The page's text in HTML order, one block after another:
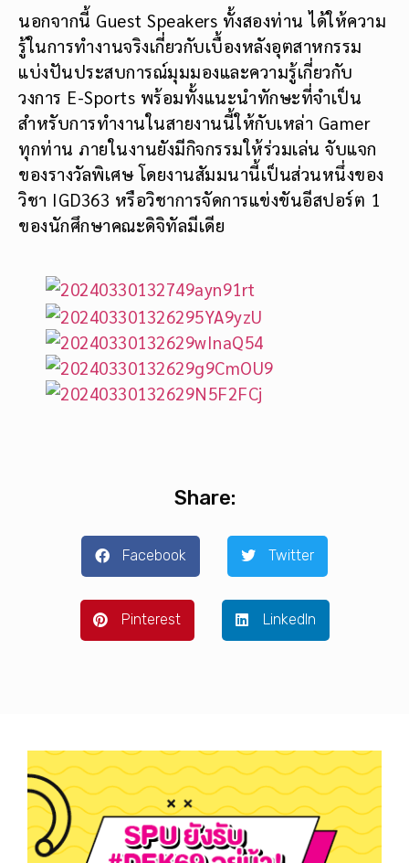
นอกจากนี้ Guest Speakers ทั้งสองท่าน ได้ให้ความ
รู้ในการทำงานจริงเกี่ยวกับเบื้องหลังอุตสาหกรรม
แบ่งปันประสบการณ์มุมมองและความรู้เกี่ยวกับ
วงการ E-Sports พร้อมทั้งแนะนำทักษะที่จำเป็น
สำหรับการทำงานในสายงานนี้ให้กับเหล่า Gamer
ทุกท่าน ภายในงานยังมีกิจกรรมให้ร่วมเล่น จับแจก
ของรางวัลพิเศษ โดยงานสัมมนานี้เป็นส่วนหนึ่งของ
วิชา IGD363 หรือวิชาการจัดการแข่งขันอีสปอร์ต 1
ของนักศึกษาคณะดิจิทัลมีเดีย
Share:
Facebook Twitter
Pinterest LinkedIn